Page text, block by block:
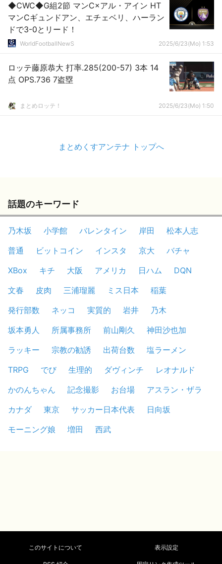
◆CWC◆G組2節 マンC×アル・アイン HT
マンCギュンドアン、エチェベリ、ハーラン
ドで3-0とリード！
WorldFootballNewS 2025/6/23(Mo) 1:53
ロッテ藤原恭大 打率.285(200-57) 3本 14
点 OPS.736 7盗塁
まとめロッテ！ 2025/6/23(Mo) 1:50
まとめくすアンテナ トップへ
話題のキーワード
乃木坂 小学館 バレンタイン 岸田
松本人志
普通
ビットコイン インスタ 京大
バチャ
XBox
キチ 大阪 アメリカ 日ハム
DQN
文春
皮肉 三浦瑠麗 ミス日本
稲葉
発行部数
ネッコ 実質的 岩井
乃木
坂本勇人
所属事務所 前山剛久
神田沙也加
ラッキー
宗教の勧誘 出荷台数
塩ラーメン
TRPG
でび 生理的 ダヴィンチ
レオナルド
かのんちゃん
記念撮影 お台場
アスラン・ザラ
カナダ
東京 サッカー日本代表
日向坂
モーニング娘
増田 西武
このサイトについて 表示設定